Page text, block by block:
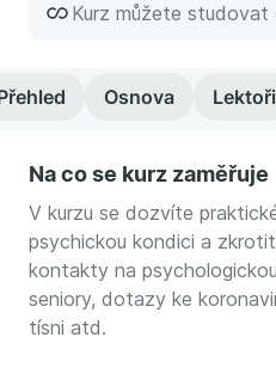
Kurz můžete studovat
Osnova Lektoři
Na co se kurz zaměřuje
V kurzu se dozvíte
psychickou kondici a
kontakty na
seniory, dotazy ke
tísni atd.